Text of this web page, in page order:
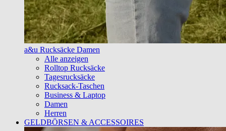
a&u Rucksäcke Damen
Alle anzeigen
Rolltop Rucksäcke
Tagesrucksäcke
Rucksack-Taschen
Business & Laptop
Damen
Herren
GELDBÖRSEN & ACCESSOIRES